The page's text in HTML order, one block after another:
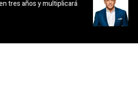
tres años y multiplicará